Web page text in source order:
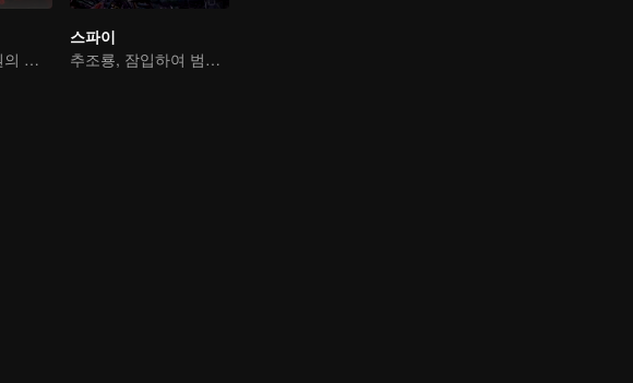
웨이쯔와 양쉬원의 피 끓는 조직의 전설
스파이
추조룡, 잠입하여 범죄 조직과 대결